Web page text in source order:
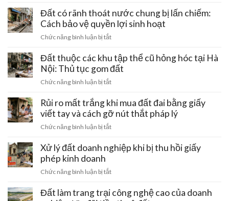
bẫy
mất
trắng
cọc
Hồ
Tây
Vì:
Lưu
ý
pháp
đầu
tư
dính
đường
điện
cao
220kV
đi
chế
xây
dựng
Đất có rãnh thoát nước chung bị lấn chiếm:
Cách bảo vệ quyền lợi sinh hoạt
Chức năng bình luận bị tắtở
có
rãnh
nước
bị
lấn
bảo
vệ
lợi
hoạt
Đất thuộc các khu tập thể cũ hỏng hóc tại Hà
Nội: Thủ tục gom đất
Chức năng bình luận bị tắtở
thuộc
các
tập
cũ
Hà
Nội:
Rủi ro mất trắng khi mua đất đai bằng giấy
viết tay và cách gỡ nút thắt pháp lý
Chức năng bình luận bị tắtở
ro
khi
đất
Xử lý đất doanh nghiệp khi bị thu hồi giấy
phép kinh doanh
Chức năng bình luận bị tắtở
lý
Đất làm trang trại công nghệ cao của doanh